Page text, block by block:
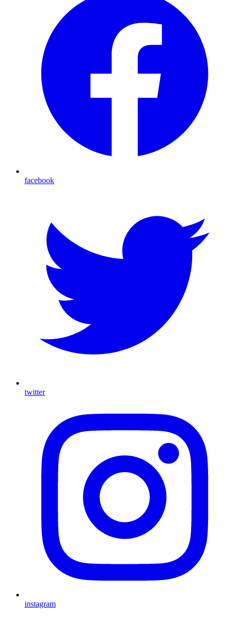
facebook
twitter
instagram